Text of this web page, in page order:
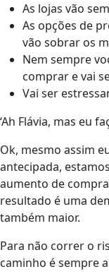
As lojas vão
As opções de
vão sobrar os
Nem sempre
comprar e vai
Vai ser
‘Ah Flávia, mas eu
Ok, mesmo assim
antecipada,
aumento de
resultado é uma
também maior.
Para não correr o
caminho é sempre